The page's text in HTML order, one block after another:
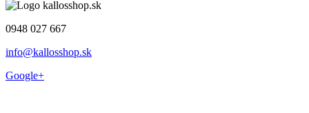
0948 027 667
info@kallosshop.sk
Google+